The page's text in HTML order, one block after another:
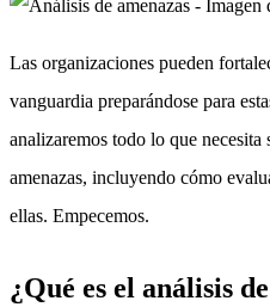
Las organizaciones pueden
vanguardia preparándose para
analizaremos todo lo que necesita
amenazas, incluyendo cómo
ellas. Empecemos.
¿Qué es el análisis